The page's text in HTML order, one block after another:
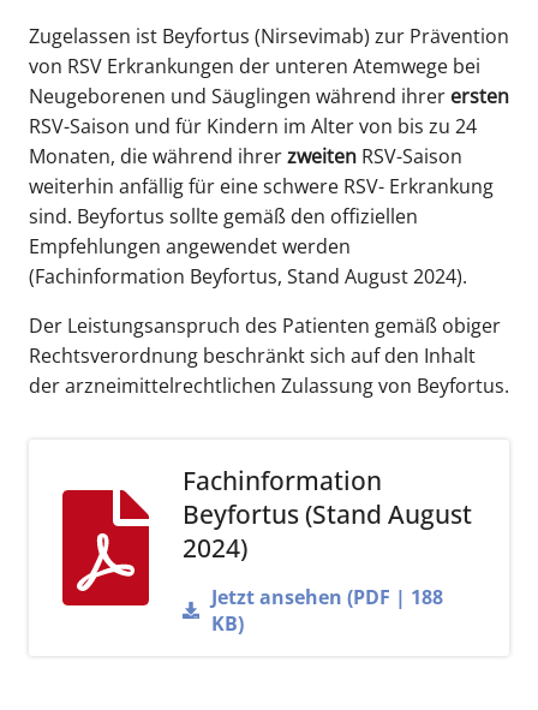
Zugelassen ist Beyfortus (Nirsevimab) zur Prävention
von RSV Erkrankungen der unteren Atemwege bei
Neugeborenen und Säuglingen während ihrer ersten
RSV-Saison und für Kindern im Alter von bis zu 24
Monaten, die während ihrerzweiten RSV-Saison
weiterhin anfällig für eine schwere RSV- Erkrankung
sind. Beyfortus sollte gemäß den offiziellen
Empfehlungen angewendet werden
(Fachinformation Beyfortus, Stand August 2024).
Der Leistungsanspruch des Patienten gemäß obiger
Rechtsverordnung beschränkt sich auf den Inhalt
der arzneimittelrechtlichen Zulassung von Beyfortus.
Fachinformation
Beyfortus (Stand August
2024)
Jetzt ansehen (PDF | 188
KB)